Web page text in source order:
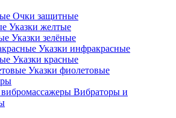
Очки защитные
Указки желтые
Указки зелёные
Указки инфракрасные
Указки красные
Указки фиолетовые
Вибраторы и